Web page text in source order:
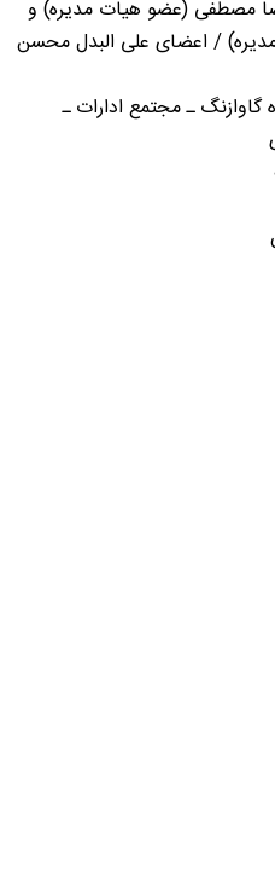
مصطفی (عضو هیات مدیره) و
/ اعضای علی البدل محسن
گاوازنگ ـ مجتمع ادارات ـ